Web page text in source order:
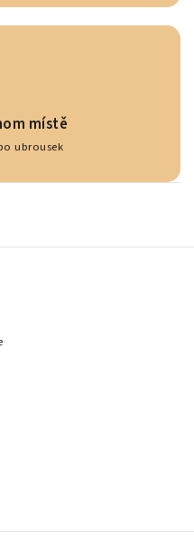
místě
ubrousek